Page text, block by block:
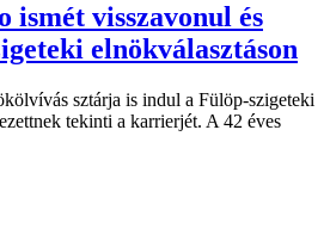
ismét visszavonul és
elnökválasztáson
sztárja is indul a Fülöp-szigeteki
tekinti a karrierjét. A 42 éves